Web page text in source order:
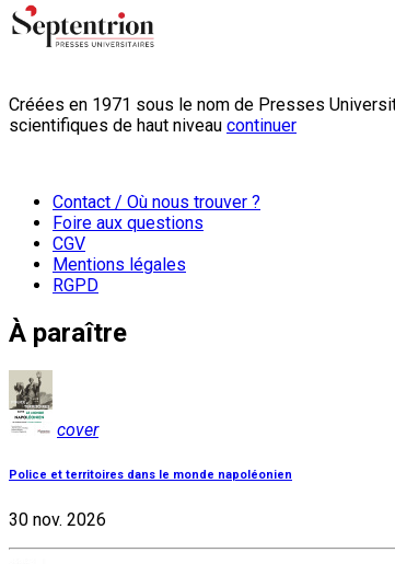
Créées en 1971 sous le nom de Presses
scientifiques de haut niveau continuer
Contact / Où nous trouver ?
Foire aux questions
CGV
Mentions légales
RGPD
À paraître
cover
Police et territoires dans le monde napoléonien
30 nov. 2026